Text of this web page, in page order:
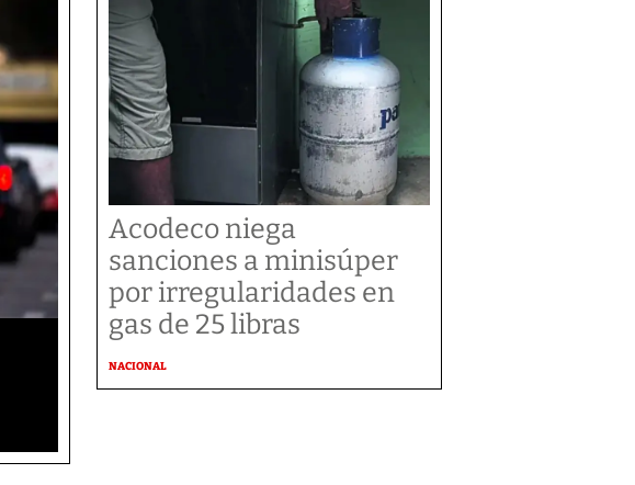
Acodeco niega
sanciones a minisúper
por irregularidades en
gas de 25 libras
NACIONAL